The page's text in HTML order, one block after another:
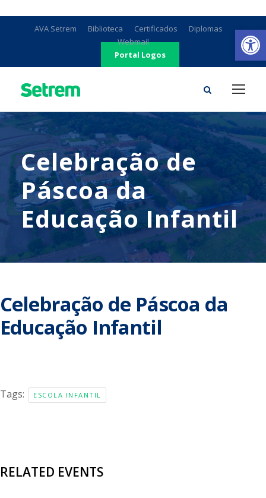
AVA Setrem Biblioteca Certificados
Diplomas
Webmail
Portal Logos
Celebração de
Páscoa da
Educação Infantil
Celebração de Páscoa da
Educação Infantil
Tags: ESCOLA INFANTIL
RELATED EVENTS